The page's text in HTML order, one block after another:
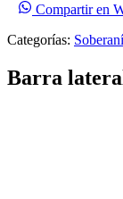
Compartir en
Categorías:
Barra